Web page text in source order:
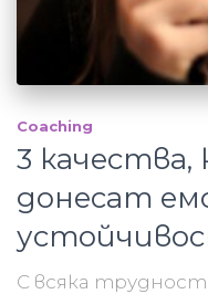
Coaching
3
донесат
С всяка